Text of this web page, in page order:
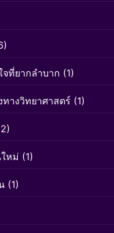
จที่ยากลำบาก (1)
างวิทยาศาสตร์ (1)
หม่ (1)
(1)